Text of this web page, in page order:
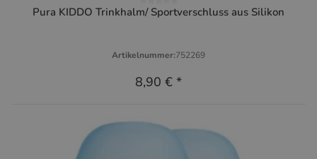
Pura KIDDO Trinkhalm/ Sportverschluss aus Silikon
Artikelnummer:752269
8,90 € *